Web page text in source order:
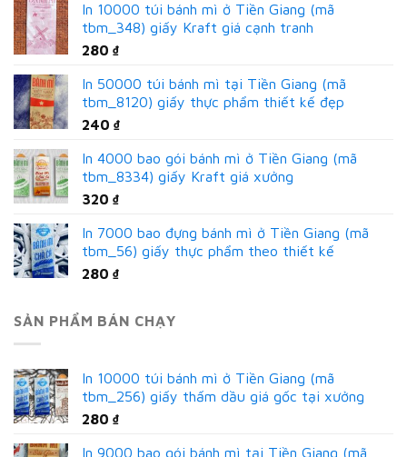
In 10000 túi bánh mì ở Tiền Giang (mã
tbm_348) giấy Kraft giá cạnh tranh
280 ₫
In 50000 túi bánh mì tại Tiền Giang (mã
tbm_8120) giấy thực phẩm thiết kế đẹp
240 ₫
In 4000 bao gói bánh mì ở Tiền Giang (mã
tbm_8334) giấy Kraft giá xưởng
320 ₫
In 7000 bao đựng bánh mì ở Tiền Giang (mã
tbm_56) giấy thực phẩm theo thiết kế
280 ₫
SẢN PHẨM BÁN CHẠY
In 10000 túi bánh mì ở Tiền Giang (mã
tbm_256) giấy thấm dầu giá gốc tại xưởng
280 ₫
In 9000 bao gói bánh mì tại Tiền Giang (mã